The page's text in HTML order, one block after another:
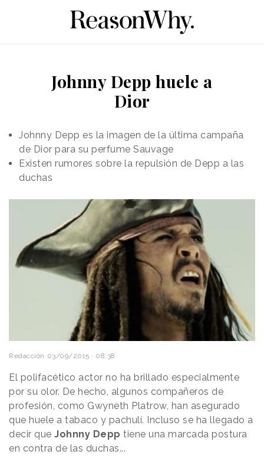
Johnny Depp huele a
Dior
Johnny Depp es la imagen de la última campaña
de Dior para su perfume Sauvage
Existen rumores sobre la repulsión de Depp a las
duchas
Redacción 03/09/2015 · 08:38
El polifacético actor no ha brillado especialmente
por su olor. De hecho, algunos compañeros de
profesión, como Gwyneth Platrow, han asegurado
que huele a tabaco y pachulí. Incluso se ha llegado a
decir que Johnny Depp tiene una marcada postura
en contra de las duchas...